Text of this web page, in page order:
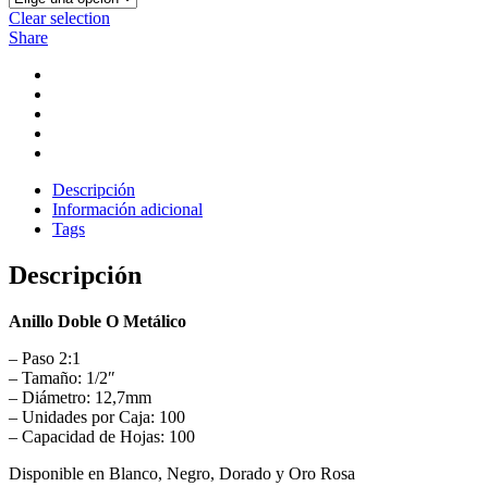
desde
Clear selection
Share
Descripción
Información adicional
Tags
Descripción
Anillo Doble O Metálico
– Paso 2:1
– Tamaño: 1/2″
– Diámetro: 12,7mm
– Unidades por Caja: 100
– Capacidad de Hojas: 100
Disponible en Blanco, Negro, Dorado y Oro Rosa